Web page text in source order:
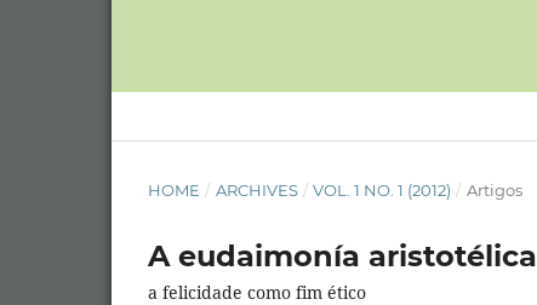
HOME / ARCHIVES / VOL. 1 NO. 1 (2012) / Artigos
A eudaimonía aristotélica
a felicidade como fim ético